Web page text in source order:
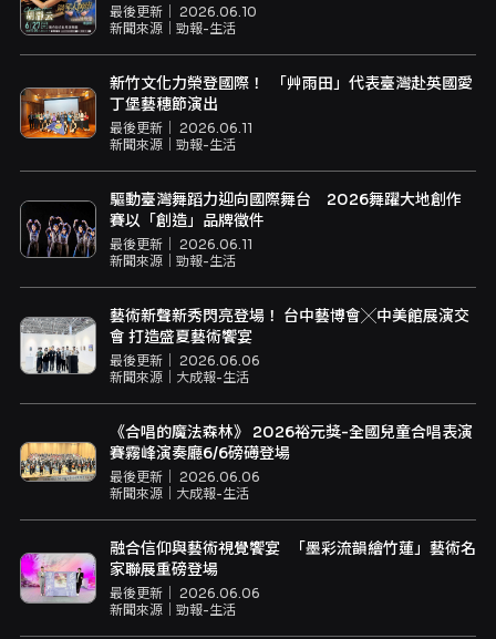
最後更新｜ 2026.06.10
新聞來源｜ 勁報-生活
新竹文化力榮登國際！ 「艸雨田」代表臺灣赴英國愛
丁堡藝穗節演出
最後更新｜ 2026.06.11
新聞來源｜ 勁報-生活
驅動臺灣舞蹈力迎向國際舞台 2026舞躍大地創作
賽以「創造」品牌徵件
最後更新｜ 2026.06.11
新聞來源｜ 勁報-生活
藝術新聲新秀閃亮登場！ 台中藝博會╳中美館展演交
會 打造盛夏藝術饗宴
最後更新｜ 2026.06.06
新聞來源｜ 大成報-生活
《合唱的魔法森林》 2026裕元獎-全國兒童合唱表演
賽霧峰演奏廳6/6磅礡登場
最後更新｜ 2026.06.06
新聞來源｜ 大成報-生活
融合信仰與藝術視覺饗宴 「墨彩流韻繪竹蓮」藝術名
家聯展重磅登場
最後更新｜ 2026.06.06
新聞來源｜ 勁報-生活